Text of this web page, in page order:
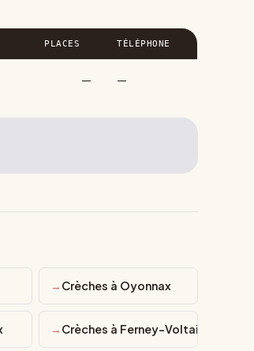
PLACES TÉLÉPHONE
— —
Crèches à Oyonnax
Crèches à Ferney-Voltaire